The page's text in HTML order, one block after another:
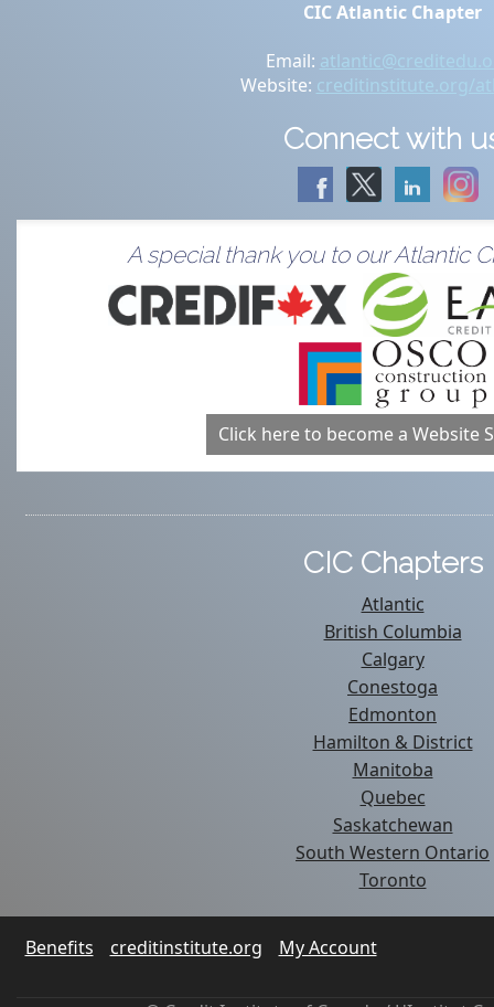
CIC Atlantic Chapter
Email:
Website: creditinstitute.org/
Connect with
A special thank you to our Atlantic
Click here to become a Website
CIC Chapters
Atlantic
British Columbia
Calgary
Conestoga
Edmonton
Hamilton & District
Manitoba
Quebec
Saskatchewan
South Western Ontario
Toronto
Benefits creditinstitute.org My Account